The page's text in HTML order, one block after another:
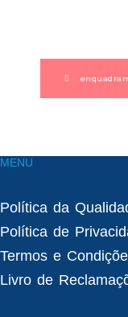
MENU
Política da
Política de
Termos e
Livro de